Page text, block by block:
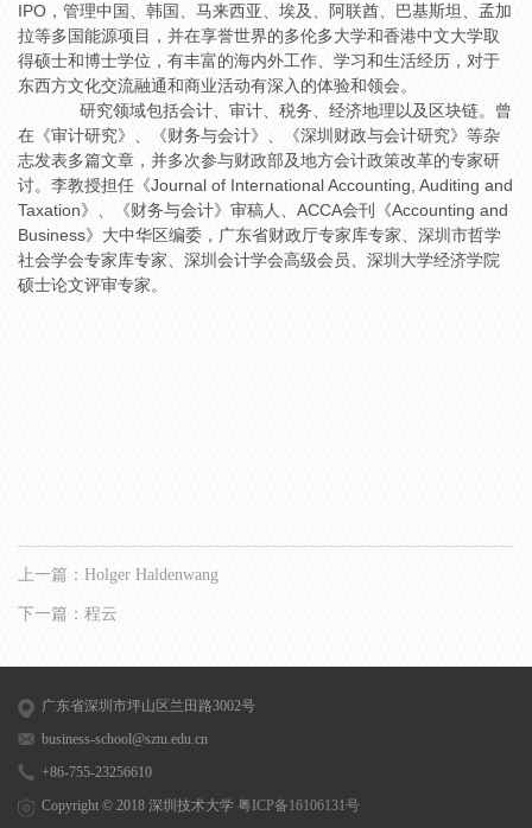
IPO，管理中国、韩国、马来西亚、埃及、阿联酋、巴基斯坦、孟加
拉等多国能源项目，并在享誉世界的多伦多大学和香港中文大学取
得硕士和博士学位，有丰富的海内外工作、学习和生活经历，对于
东西方文化交流融通和商业活动有深入的体验和领会。
研究领域包括会计、审计、税务、经济地理以及区块链。曾
在《审计研究》、《财务与会计》、《深圳财政与会计研究》等杂
志发表多篇文章，并多次参与财政部及地方会计政策改革的专家研
讨。李教授担任《Journal of International Accounting, Auditing and
Taxation》、《财务与会计》审稿人、ACCA会刊《Accounting and
Business》大中华区编委，广东省财政厅专家库专家、深圳市哲学
社会学会专家库专家、深圳会计学会高级会员、深圳大学经济学院
硕士论文评审专家。
上一篇： Holger Haldenwang
下一篇： 程云
广东省深圳市坪山区兰田路3002号
business-school@sztu.edu.cn
+86-755-23256610
Copyright © 2018 深圳技术大学 粤ICP备16106131号